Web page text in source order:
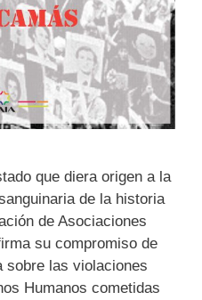
que diera origen a la
de la historia
de Asociaciones
su compromiso de
sobre las violaciones
Humanos cometidas